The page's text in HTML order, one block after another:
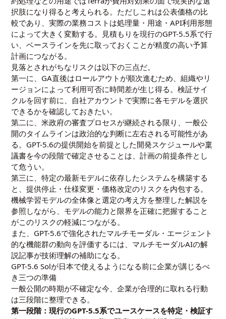
択肢になり得ると考えられる。ただしこれは公表価格の比
較であり、実際の業務コストは処理量・用途・API利用形態
によって大きく変動する。見積もりを現行のGPT-5.5系で行
い、ベースラインを先に取っておくことが精度の高い予算
計画につながる。
見落とされがちなリスクは以下の三点だ。
第一に、GA直後はロールアウトが順次進むため、組織やリ
ージョンによって利用可否に時間差が生じ得る。検証サイ
クルを回す前に、自社アカウントで実際に各モデルを選択
できるかを確認しておきたい。
第二に、米政府の審査プロセスが継続される限り、一般公
開のタイムラインは政治的な判断に左右される可能性があ
る。GPT-5.6の提供開始を前提とした開発スケジュールや稟
議書を今の段階で確定させることは、計画の前提条件とし
て危うい。
第三に、特定の最新モデルに依存したシステムを構築する
と、提供停止・仕様変更・価格改定のリスクを内包する。
機械学習モデルの全体像と選定の考え方を整理した解説 を
参照しながら、モデルの能力と限界を正確に把握すること
がこのリスクの軽減につながる。
また、GPT-5.6で強化されたマルチモーダル・エージェント
的な機能群の動向を評価するには、 マルチモーダルAIの解
説記事が技術理解の補助になる。
GPT-5.6 Solが日本で使えるようになる前に企業が講じるべ
き三つの準備
一般公開の時期が不確定な今、企業が合理的に取れる行動
は三段階に整理できる。
第一段階：現行のGPT-5.5系でユースケースを特定・検証す